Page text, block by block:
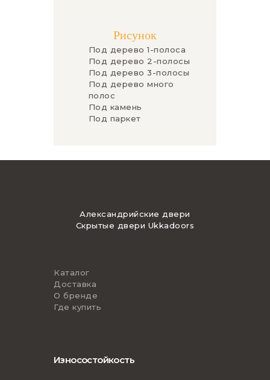
Рисунок
Под дерево 1-полоса
Под дерево 2-полосы
Под дерево 3-полосы
Под дерево много
полос
Под камень
Под паркет
Александрийские двери
Скрытые двери Ukkadoors
Каталог
Доставка
О бренде
Где купить
Износостойкость